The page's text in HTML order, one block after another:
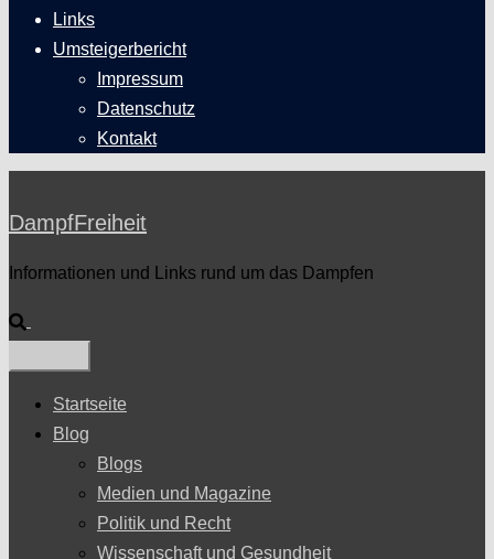
Links
Umsteigerbericht
Impressum
Datenschutz
Kontakt
DampfFreiheit
Informationen und Links rund um das Dampfen
Suche
Startseite
Blog
Blogs
Medien und Magazine
Politik und Recht
Wissenschaft und Gesundheit